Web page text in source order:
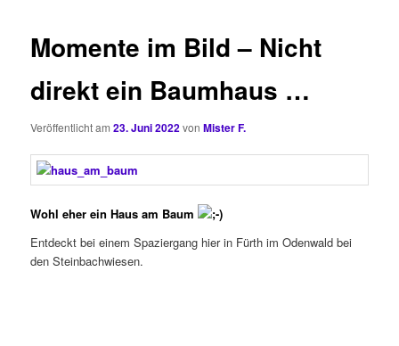
Momente im Bild – Nicht
direkt ein Baumhaus …
Veröffentlicht am23. Juni 2022vonMister F.
Wohl eher ein Haus am Baum
Entdeckt bei einem Spaziergang hier in Fürth im Odenwald bei
den Steinbachwiesen.